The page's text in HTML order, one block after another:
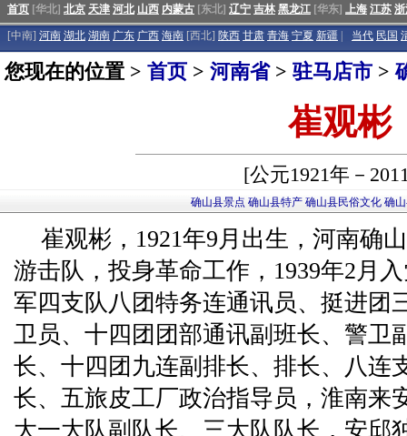
首页 [华北] 北京 天津 河北 山西 内蒙古 [东北] 辽宁 吉林 黑龙江 [华东] 上海 江苏
[中南] 河南 湖北 湖南 广东 广西 海南 [西北] 陕西 甘肃 青海 宁夏 新疆 当代 民国
您现在的位置 > 首页 > 河南省> 驻马店市 >
崔观彬
[公元1921年－
确山县景点 确山县特产 确山县民俗文化 确
崔观彬，1921年9月出生，河南确
游击队，投身革命工作，1939年2月
军四支队八团特务连通讯员、挺进团
卫员、十四团团部通讯副班长、警卫
长、十四团九连副排长、排长、八连
长、五旅皮工厂政治指导员，淮南来
大一大队副队长、三大队队长，安邱